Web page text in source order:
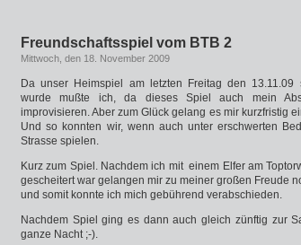
Freundschaftsspiel vom BTB 2
Mittwoch, den 18. November 2009
Da unser Heimspiel am letzten Freitag den 13.11.09
wurde mußte ich, da dieses Spiel auch mein
improvisieren. Aber zum Glück gelang es mir kurzfristig
Und so konnten wir, wenn auch unter erschwerten
Strasse spielen.
Kurz zum Spiel. Nachdem ich mit einem Elfer am
gescheitert war gelangen mir zu meiner großen Freude
und somit konnte ich mich gebührend verabschieden.
Nachdem Spiel ging es dann auch gleich zünftig zur
ganze Nacht ;-).